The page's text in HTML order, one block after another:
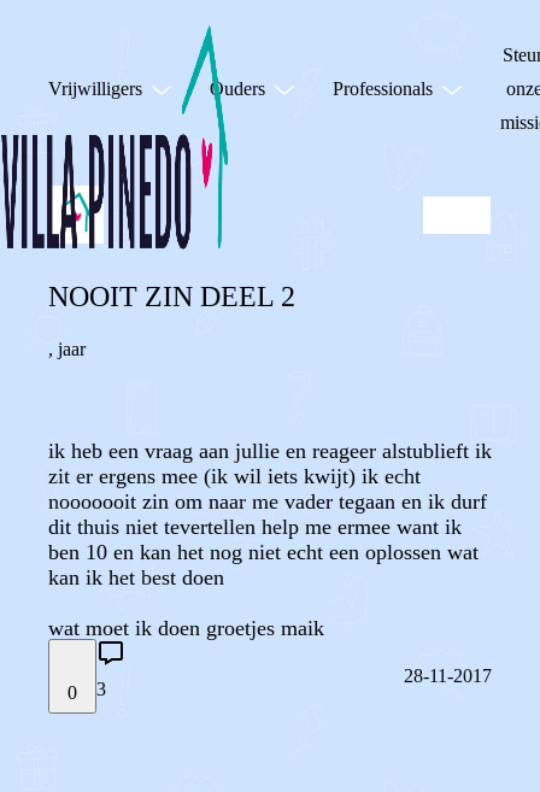
Vrijwilligers Ouders Professionals
NOOIT ZIN DEEL 2
, jaar
ik heb een vraag aan jullie en reageer alstublieft ik
zit er ergens mee (ik wil iets kwijt) ik echt
nooooooit zin om naar me vader tegaan en ik durf
dit thuis niet tevertellen help me ermee want ik
ben 10 en kan het nog niet echt een oplossen wat
kan ik het best doen
wat moet ik doen groetjes maik
0 3
28-11-2017